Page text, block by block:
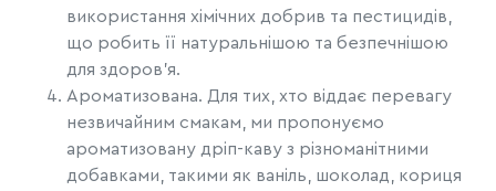
використання хімічних добрив та пестицидів,
що робить її натуральнішою та безпечнішою
для здоров'я.
Ароматизована. Для тих, хто віддає перевагу
незвичайним смакам, ми пропонуємо
ароматизовану дріп-каву з різноманітними
добавками, такими як ваніль, шоколад, кориця